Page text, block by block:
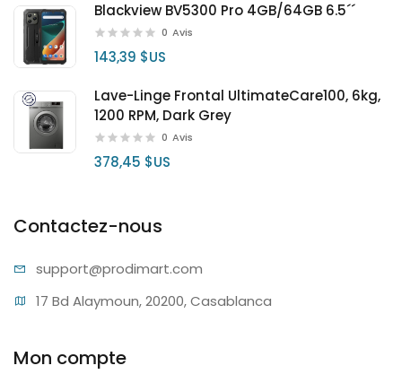
Blackview BV5300 Pro 4GB/64GB 6.5´´
0 Avis
143,39 $US
Lave-Linge Frontal UltimateCare100, 6kg,
1200 RPM, Dark Grey
0 Avis
378,45 $US
Contactez-nous
support@prodimart.com
17 Bd Alaymoun, 20200, Casablanca
Mon compte